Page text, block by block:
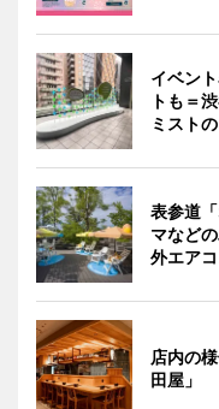
イベン
トも＝
ミスト
表参道
マなど
外エア
店内の
田屋」